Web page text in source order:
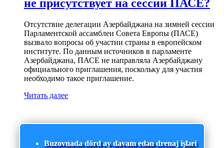
не присутствует на сессии ПАСЕ?
Отсутствие делегации Азербайджана на зимней сессии
Парламентской ассамблеи Совета Европы (ПАСЕ)
вызвало вопросы об участии страны в европейском
институте. По данным источников в парламенте
Азербайджана, ПАСЕ не направляла Азербайджану
официального приглашения, поскольку для участия
необходимо такое приглашение.
Читать далее
Buzovnada dörd ay davam edən drenaj işləri